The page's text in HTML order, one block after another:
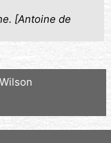
[Antoine de